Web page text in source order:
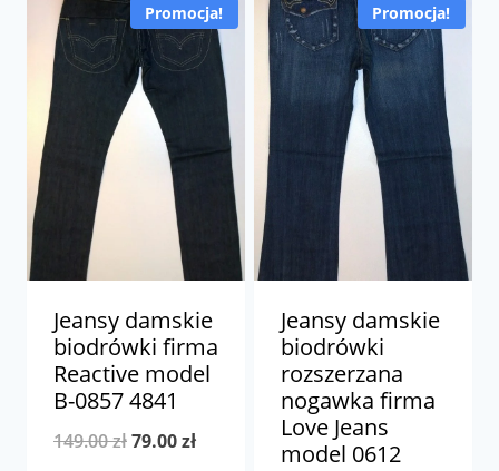
Promocja!
Jeansy damskie
biodrówki firma
Reactive model
B-0857 4841
149.00złPierwotna
79.00złAktualna
Promocja!
Jeansy damskie
biodrówki
rozszerzana
nogawka firma
Love Jeans
model 0612